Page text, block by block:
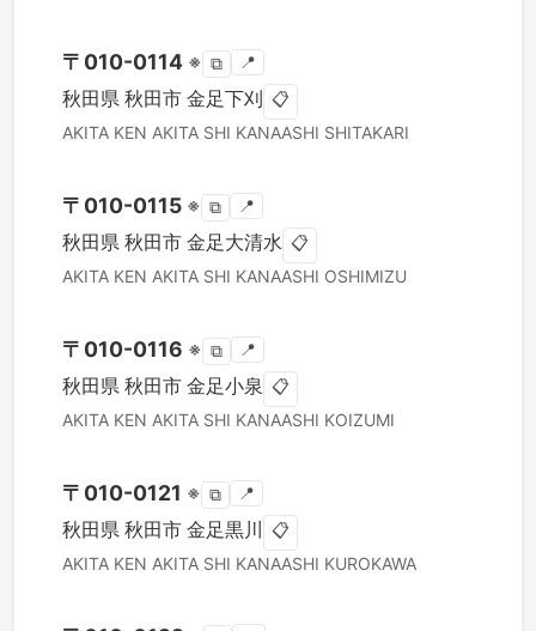
〒 010-0114 ※ ⧉ 📍
秋田県 秋田市 金足下刈 📋
AKITA KEN AKITA SHI KANAASHI SHITAKARI
〒 010-0115 ※ ⧉ 📍
秋田県 秋田市 金足大清水 📋
AKITA KEN AKITA SHI KANAASHI OSHIMIZU
〒 010-0116 ※ ⧉ 📍
秋田県 秋田市 金足小泉 📋
AKITA KEN AKITA SHI KANAASHI KOIZUMI
〒 010-0121 ※ ⧉ 📍
秋田県 秋田市 金足黒川 📋
AKITA KEN AKITA SHI KANAASHI KUROKAWA